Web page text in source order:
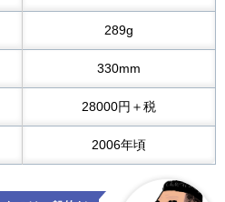
289g
330mm
28000円＋税
2006年頃